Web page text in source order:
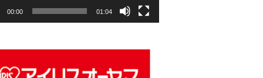
00:00 01:04